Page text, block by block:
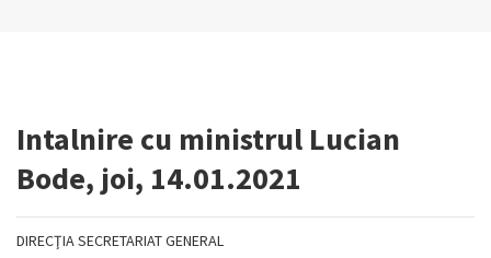
Intalnire cu ministrul Lucian
Bode, joi, 14.01.2021
DIRECŢIA SECRETARIAT GENERAL